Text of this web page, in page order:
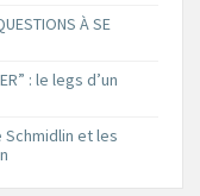
À SE
: le legs d’un
et les